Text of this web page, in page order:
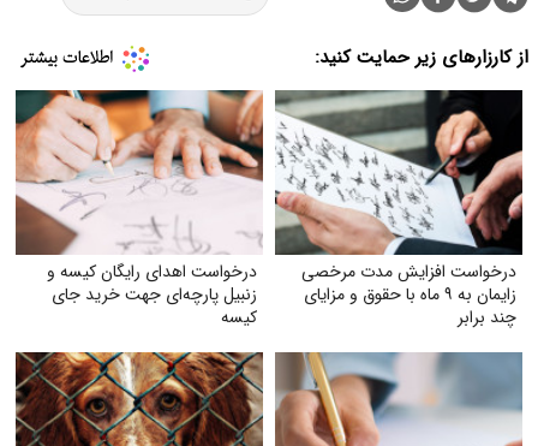
از کارزارهای زیر حمایت کنید:
درخواست افزایش مدت مرخصی
زایمان به ۹ ماه با حقوق و مزایای
چند برابر
درخواست اهدای رایگان کیسه و
زنبیل پارچه‌ای جهت خرید جای
کیسه‌